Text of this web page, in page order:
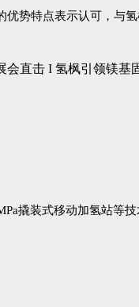
势特点表示认可，与
撬装式移动加氢站等